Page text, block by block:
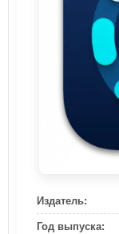
Издатель:
Год выпуска: